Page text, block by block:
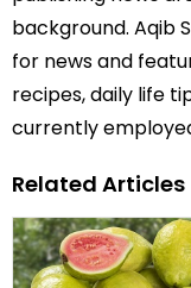
background. Aqib
for news and
recipes, daily life
currently
Related Articles